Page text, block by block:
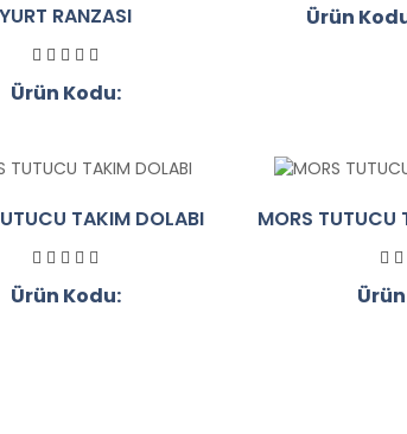
YURT RANZASI
Ürün Kodu:
Ürün
TAKIM DOLABI
Ürün Kodu:
MORS TUTUCU